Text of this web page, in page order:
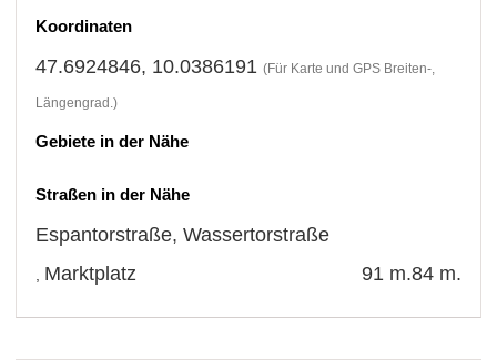
Koordinaten
47.6924846, 10.0386191 (Für Karte und GPS Breiten-,
Längengrad.)
Gebiete in der Nähe
Straßen in der Nähe
Espantorstraße,Wassertorstraße
84 m.
Marktplatz 91 m.